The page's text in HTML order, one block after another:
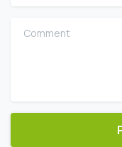
Comment